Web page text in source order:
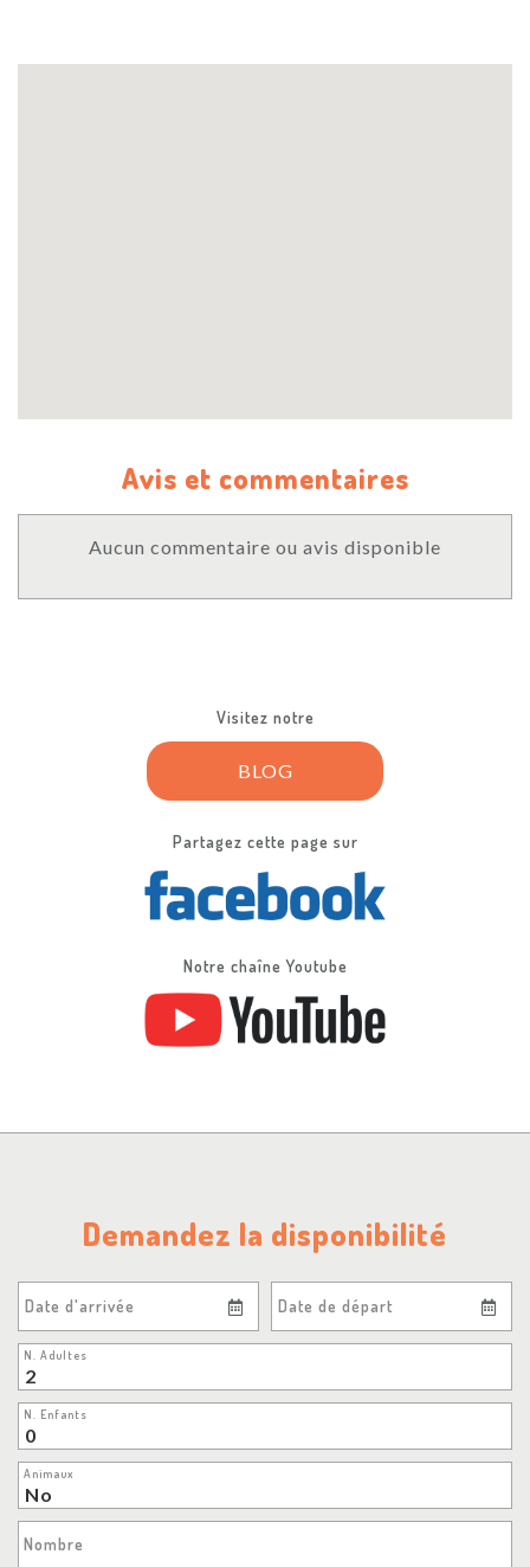
Avis et commentaires
Aucun commentaire ou avis disponible
Visitez notre
BLOG
Partagez cette page sur
Notre chaîne Youtube
Demandez la disponibilité
Date d'arrivée Date de départ
N. Adultes
N. Enfants
Animaux
Nombre